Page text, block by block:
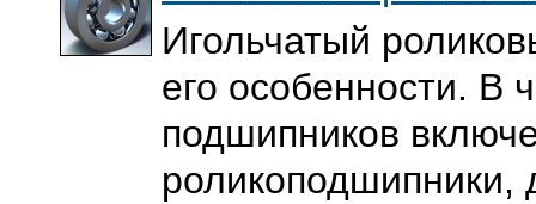
Игольчатый
его особенности. В
подшипников
роликоподшипники,